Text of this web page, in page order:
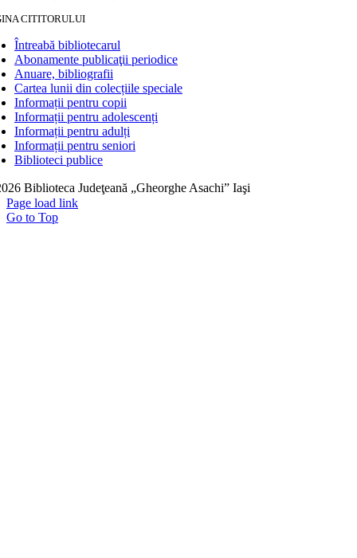
CITITORULUI
Întreabă bibliotecarul
Abonamente publicaţii periodice
Anuare, bibliografii
Cartea lunii din colecțiile speciale
Informații pentru copii
Informații pentru adolescenți
Informații pentru adulți
Informații pentru seniori
Biblioteci publice
Biblioteca Judeţeană „Gheorghe Asachi” Iaşi
Page load link
Go to Top